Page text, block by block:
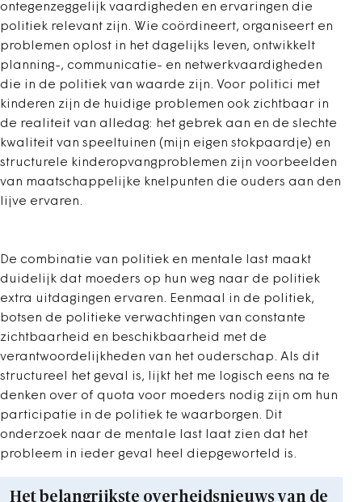
ontegenzeggelijk vaardigheden en ervaringen die
politiek relevant zijn. Wie coördineert, organiseert en
problemen oplost in het dagelijks leven, ontwikkelt
planning-, communicatie- en netwerkvaardigheden
die in de politiek van waarde zijn. Voor politici met
kinderen zijn de huidige problemen ook zichtbaar in
de realiteit van alledag: het gebrek aan en de slechte
kwaliteit van speeltuinen (mijn eigen stokpaardje) en
structurele kinderopvangproblemen zijn voorbeelden
van maatschappelijke knelpunten die ouders aan den
lijve ervaren.
De combinatie van politiek en mentale last maakt
duidelijk dat moeders op hun weg naar de politiek
extra uitdagingen ervaren. Eenmaal in de politiek,
botsen de politieke verwachtingen van constante
zichtbaarheid en beschikbaarheid met de
verantwoordelijkheden van het ouderschap. Als dit
structureel het geval is, lijkt het me logisch eens na te
denken over of quota voor moeders nodig zijn om hun
participatie in de politiek te waarborgen. Dit
onderzoek naar de mentale last laat zien dat het
probleem in ieder geval heel diepgeworteld is.
Het belangrijkste overheidsnieuws van de